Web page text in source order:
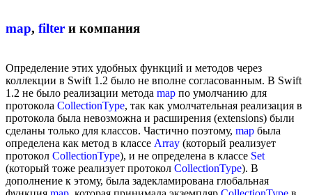
map, filter и компания
Определение этих удобных функций и методов через
коллекции в Swift 1.2 было не вполне согласованным. В Swift
1.2 не было реализации метода map по умолчанию для
протокола CollectionType, так как умолчательная реализация в
протокола была невозможна и расширения (extensions) были
сделаны только для классов. Частично поэтому, map была
определена как метод в классе Array (который реализует
протокол CollectionType), и не определена в классе Set
(который тоже реализует протокол CollectionType). В
дополнение к этому, была задекламирована глобальная